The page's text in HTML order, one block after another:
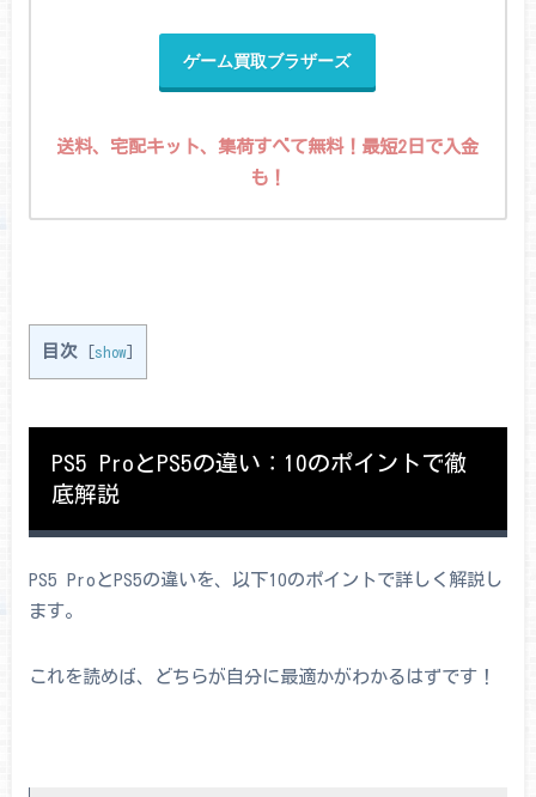
ゲーム買取ブラザーズ
送料、宅配キット、集荷すべて無料！最短2日で入金
も！
目次 [show]
PS5 ProとPS5の違い：10のポイントで徹
底解説
PS5 ProとPS5の違いを、以下10のポイントで詳しく解説し
ます。
これを読めば、どちらが自分に最適かがわかるはずです！